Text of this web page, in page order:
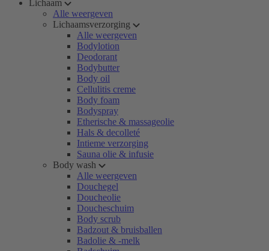
Lichaam
Alle weergeven
Lichaamsverzorging
Alle weergeven
Bodylotion
Deodorant
Bodybutter
Body oil
Cellulitis creme
Body foam
Bodyspray
Etherische & massageolie
Hals & decolleté
Intieme verzorging
Sauna olie & infusie
Body wash
Alle weergeven
Douchegel
Doucheolie
Doucheschuim
Body scrub
Badzout & bruisballen
Badolie & -melk